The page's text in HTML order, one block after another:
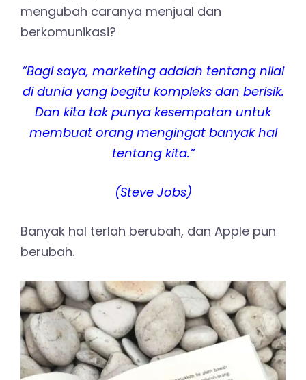
mengubah caranya menjual dan
berkomunikasi?
“Bagi saya, marketing adalah tentang nilai
di dunia yang begitu kompleks dan berisik.
Dan kita tak punya kesempatan untuk
membuat orang mengingat banyak hal
tentang kita.”
(Steve Jobs)
Banyak hal terlah berubah, dan Apple pun
berubah.